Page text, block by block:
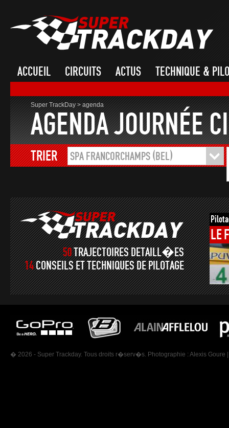
ACCUEIL CIRCUITS ACTUS TECHNIQUE &
Super TrackDay>agenda
AGENDA JOURNÉE
TRIER SPA FRANCORCHAMPS (BEL)
50TRAJECTOIRES DETAILL�ES
14CONSEILS ET TECHNIQUES DE PILOTAGE
LE
� 2026 - Super Trackday. Tous droits r�serv�s. Photographie : Alexis Goure